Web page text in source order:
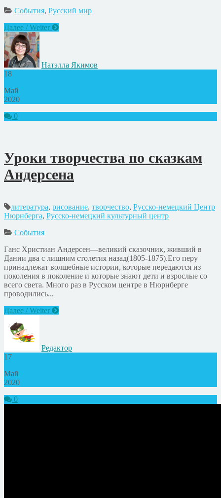
События, Русский мир
Далее / Weiter
Натэлла Якимов
18
Май
2020
0
Уроки творчества по сказкам
Андерсена
литература, рисование, творчество, Русско-немецкий Центр
Нюрнберга, Русско-немецкий культурный центр
События
Ганс Христиан Андерсен—великий сказочник, живший в
Дании два с лишним столетия назад(1805-1875).Его перу
принадлежат волшебные истории, которые передаются из
поколения в поколение и которые знают дети и взрослые со
всего света. Много раз в Русском центре в Нюрнберге
проводились...
Далее / Weiter
Редактор
17
Май
2020
0